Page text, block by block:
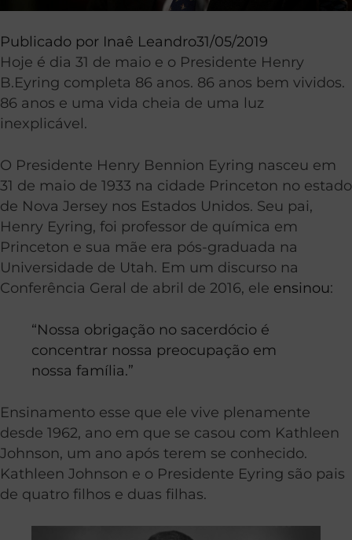
Publicado por Inaê Leandro31/05/2019
Hoje é dia 31 de maio e o Presidente Henry
B.Eyring completa 86 anos. 86 anos bem vividos.
86 anos e uma vida cheia de uma luz
inexplicável.
O Presidente Henry Bennion Eyring nasceu em
31 de maio de 1933 na cidade Princeton no estado
de Nova Jersey nos Estados Unidos. Seu pai,
Henry Eyring, foi professor de química em
Princeton e sua mãe era pós-graduada na
Universidade de Utah. Em um discurso na
Conferência Geral de abril de 2016, ele ensinou:
“Nossa obrigação no sacerdócio é
concentrar nossa preocupação em
nossa família.”
Ensinamento esse que ele vive plenamente
desde 1962, ano em que se casou com Kathleen
Johnson, um ano após terem se conhecido.
Kathleen Johnson e o Presidente Eyring são pais
de quatro filhos e duas filhas.